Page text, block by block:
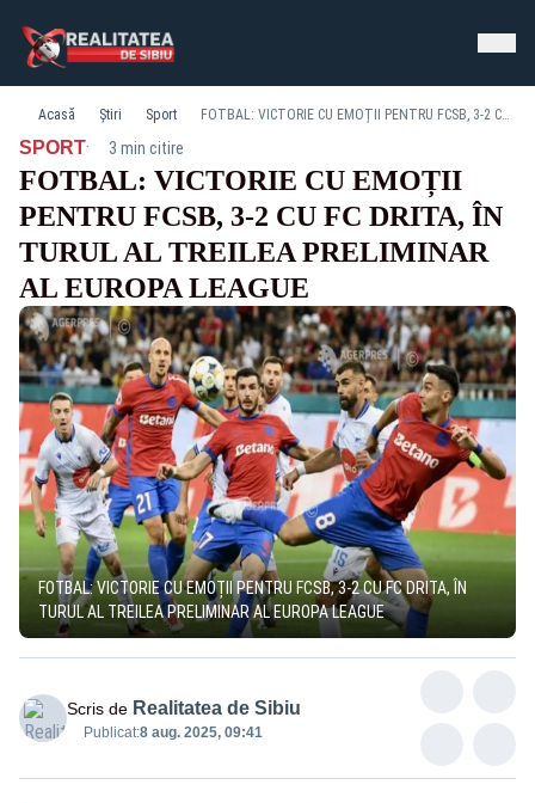
Acasă Știri Sport FOTBAL: VICTORIE CU EMOȚII PENTRU FCSB, 3-2 CU FC DRITA, ÎN TURUL AL TREILEA PRELIMINAR AL EUROPA LEAGUE
SPORT· 3 min citire
FOTBAL: VICTORIE CU EMOȚII
PENTRU FCSB, 3-2 CU FC DRITA, ÎN
TURUL AL TREILEA PRELIMINAR
AL EUROPA LEAGUE
FOTBAL: VICTORIE CU EMOȚII PENTRU FCSB, 3-2 CU FC DRITA, ÎN
TURUL AL TREILEA PRELIMINAR AL EUROPA LEAGUE
Scris de Realitatea de Sibiu
Publicat:8 aug. 2025, 09:41